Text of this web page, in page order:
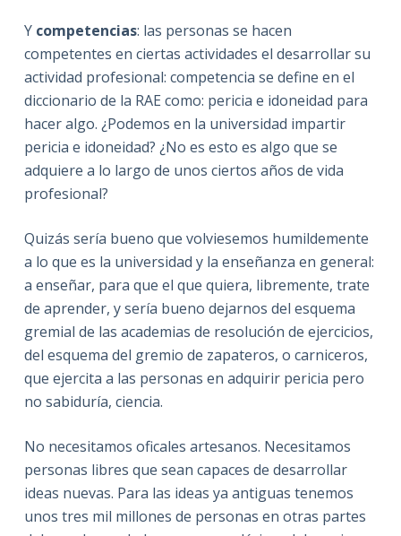
Y competencias: las personas se hacen
competentes en ciertas actividades el desarrollar su
actividad profesional: competencia se define en el
diccionario de la RAE como: pericia e idoneidad para
hacer algo. ¿Podemos en la universidad impartir
pericia e idoneidad? ¿No es esto es algo que se
adquiere a lo largo de unos ciertos años de vida
profesional?
Quizás sería bueno que volviesemos humildemente
a lo que es la universidad y la enseñanza en general:
a enseñar, para que el que quiera, libremente, trate
de aprender, y sería bueno dejarnos del esquema
gremial de las academias de resolución de ejercicios,
del esquema del gremio de zapateros, o carniceros,
que ejercita a las personas en adquirir pericia pero
no sabiduría, ciencia.
No necesitamos oficales artesanos. Necesitamos
personas libres que sean capaces de desarrollar
ideas nuevas. Para las ideas ya antiguas tenemos
unos tres mil millones de personas en otras partes